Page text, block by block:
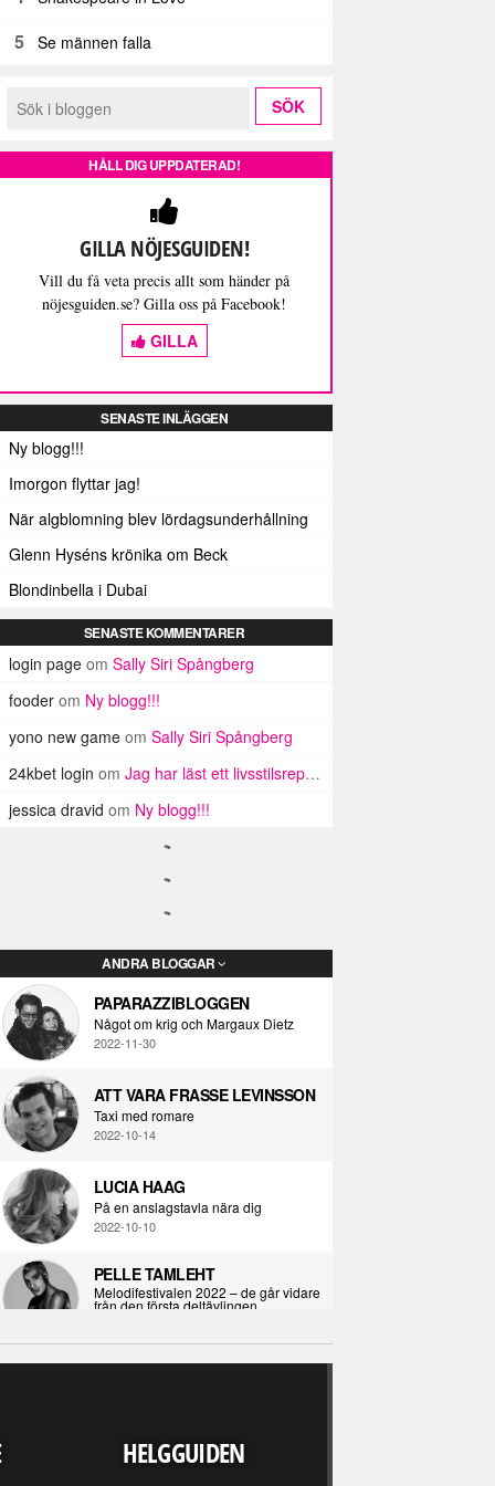
5 Se männen falla
HÅLL DIG UPPDATERAD!
GILLA NÖJESGUIDEN!
Vill du få veta precis allt som händer på
nöjesguiden.se? Gilla oss på Facebook!
GILLA
SENASTE INLÄGGEN
Ny blogg!!!
Imorgon flyttar jag!
När algblomning blev lördagsunderhållning
Glenn Hyséns krönika om Beck
Blondinbella i Dubai
SENASTE KOMMENTARER
login page om Sally Siri Spångberg
fooder om Ny blogg!!!
yono new game om Sally Siri Spångberg
24kbet login om Jag har läst ett livsstilsreportage!
jessica dravid om Ny blogg!!!
ANDRA BLOGGAR
PAPARAZZIBLOGGEN
Något om krig och Margaux Dietz
2022-11-30
ATT VARA FRASSE LEVINSSON
Taxi med romare
2022-10-14
LUCIA HAAG
På en anslagstavla nära dig
2022-10-10
PELLE TAMLEHT
Melodifestivalen 2022 – de går vidare
från den första deltävlingen
I KORPENS SKUGGA
ÖPPNA BOKEN
HELGGUIDEN